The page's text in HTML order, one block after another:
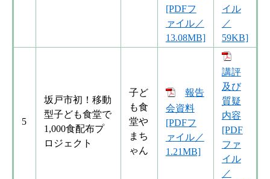
[PDFフ
ァイル／
13.08MB]
イル
／
59KB]
5
坂戸市初！移動
型子ども食堂で
1,000食配布プ
ロジェクト
​子ど
も食
堂や
まち
ゃん
報告
会資料
[PDFフ
ァイル／
1.21MB]
講評
及び
質疑
内容
[PDF
ファ
イル
／